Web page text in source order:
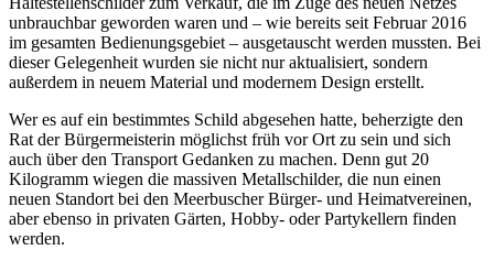
unbrauchbar geworden waren und – wie bereits seit Februar 2016
im gesamten Bedienungsgebiet – ausgetauscht werden mussten. Bei
dieser Gelegenheit wurden sie nicht nur aktualisiert, sondern
außerdem in neuem Material und modernem Design erstellt.
Wer es auf ein bestimmtes Schild abgesehen hatte, beherzigte den
Rat der Bürgermeisterin möglichst früh vor Ort zu sein und sich
auch über den Transport Gedanken zu machen. Denn gut 20
Kilogramm wiegen die massiven Metallschilder, die nun einen
neuen Standort bei den Meerbuscher Bürger- und Heimatvereinen,
aber ebenso in privaten Gärten, Hobby- oder Partykellern finden
werden.